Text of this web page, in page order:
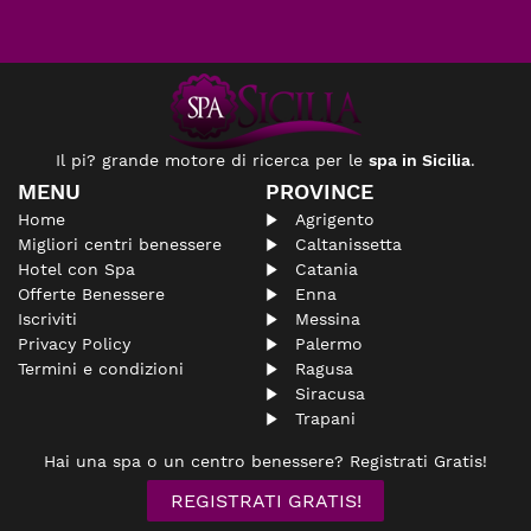
Il pi? grande motore di ricerca per le spa in Sicilia.
MENU
Home
Migliori centri benessere
Hotel con Spa
Offerte Benessere
Iscriviti
Privacy Policy
Termini e condizioni
PROVINCE
Agrigento
Caltanissetta
Catania
Enna
Messina
Palermo
Ragusa
Siracusa
Trapani
Hai una spa o un centro benessere? Registrati Gratis!
REGISTRATI GRATIS!